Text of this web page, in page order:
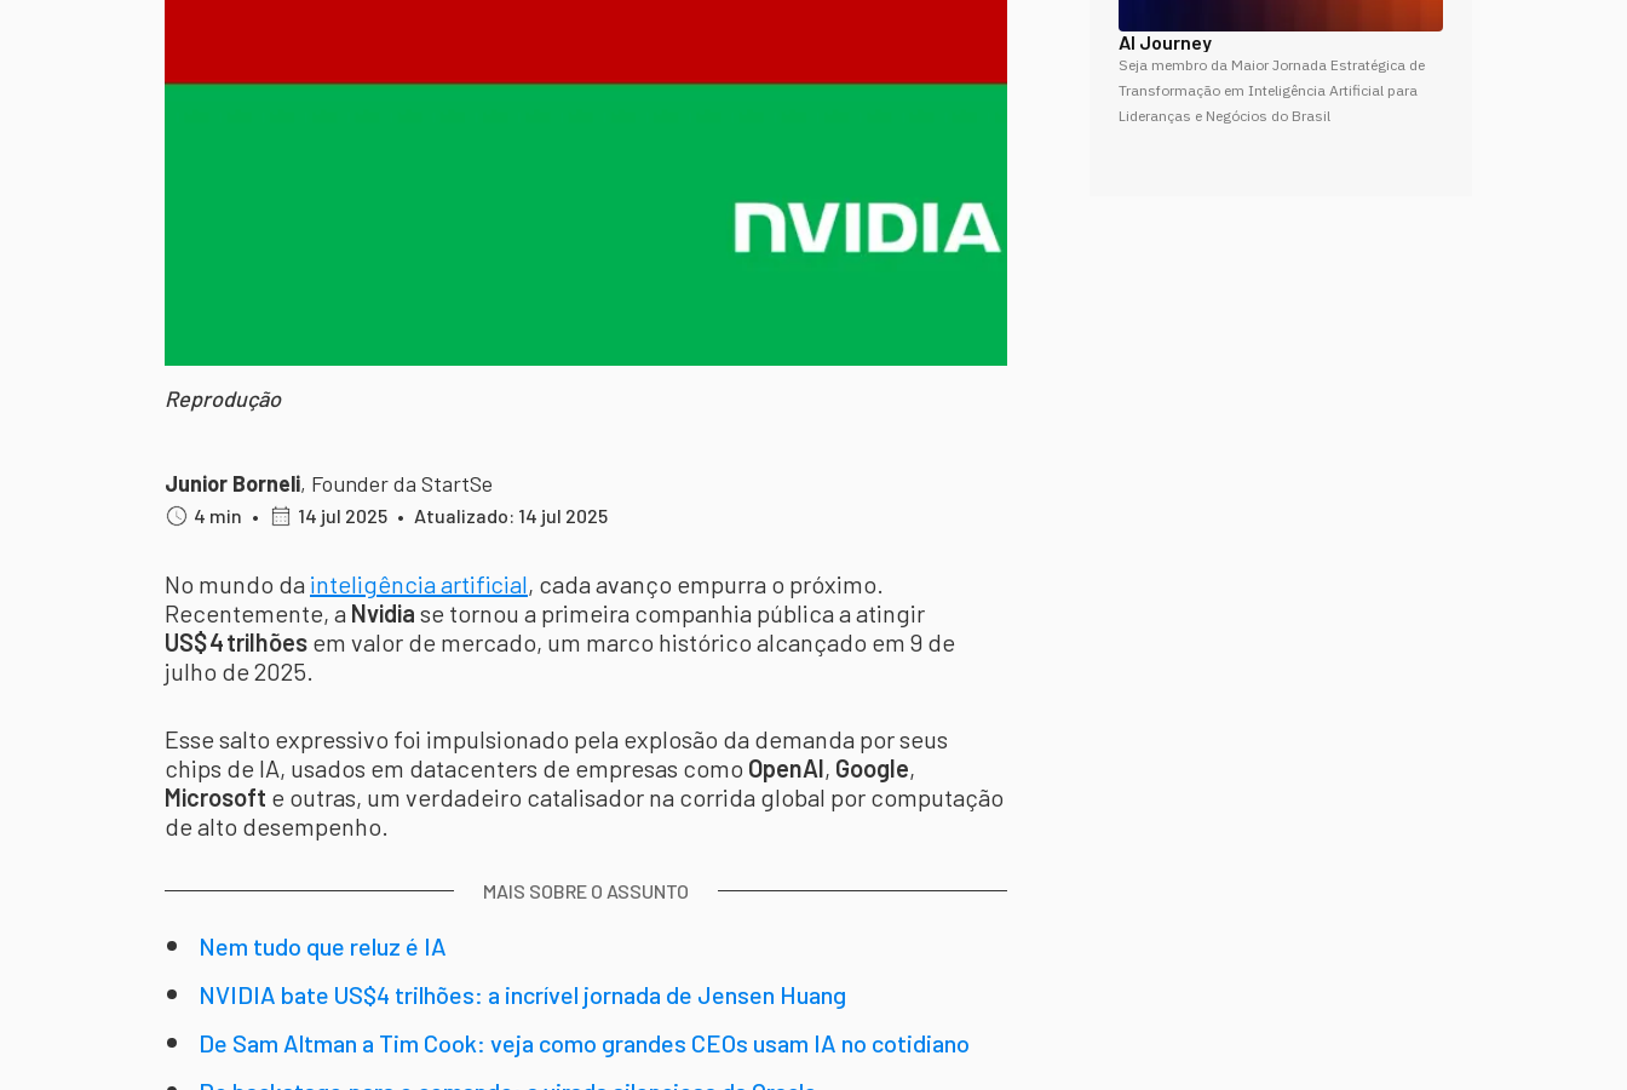
Reprodução
Junior Borneli, Founder da StartSe
4 min • 14 jul 2025 • Atualizado: 14 jul 2025
No mundo da inteligência artificial, cada avanço empurra o próximo.
Recentemente, a Nvidia se tornou a primeira companhia pública a atingir
US$ 4 trilhões em valor de mercado, um marco histórico alcançado em 9 de
julho de 2025.
Esse salto expressivo foi impulsionado pela explosão da demanda por seus
chips de IA, usados em datacenters de empresas como OpenAI, Google,
Microsoft e outras, um verdadeiro catalisador na corrida global por computação
de alto desempenho.
MAIS SOBRE O ASSUNTO
Nem tudo que reluz é IA
NVIDIA bate US$4 trilhões: a incrível jornada de Jensen Huang
De Sam Altman a Tim Cook: veja como grandes CEOs usam IA no cotidiano
AI Journey
Seja membro da Maior Jornada Estratégica de
Transformação em Inteligência Artificial para
Lideranças e Negócios do Brasil